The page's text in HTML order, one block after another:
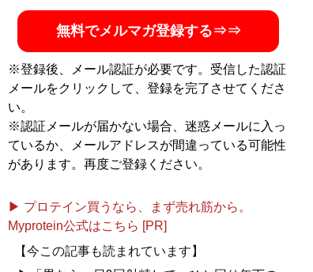
無料でメルマガ登録する⇒⇒
※登録後、メール認証が必要です。受信した認証
メールをクリックして、登録を完了させてくださ
い。
※認証メールが届かない場合、迷惑メールに入っ
ているか、メールアドレスが間違っている可能性
があります。再度ご登録ください。
▶ プロテイン買うなら、まず売れ筋から。
Myprotein公式はこちら [PR]
【今この記事も読まれています】